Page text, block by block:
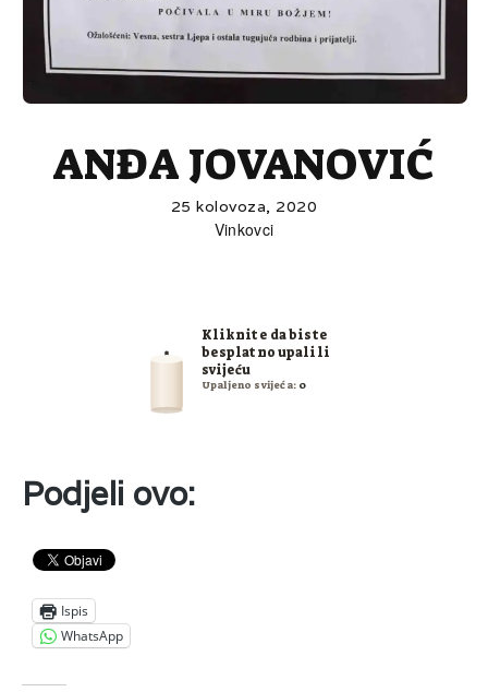
ANĐA JOVANOVIĆ
25 kolovoza, 2020
Vinkovci
Kliknite da biste
besplatno upalili
svijeću
Upaljeno svijeća: 0
Podjeli ovo:
Ispis
WhatsApp